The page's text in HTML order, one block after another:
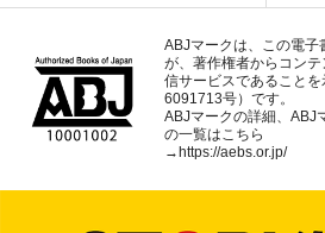
ABJマークは、この電子
が、著作権者からコン
信サービスであること
6091713号）です。
ABJマークの詳細、ABJ
の一覧はこちら
→ https://aebs.or.jp/